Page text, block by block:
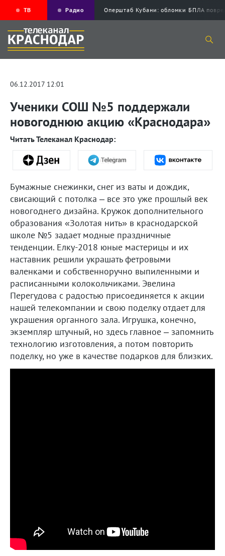
ТВ Радио Оперштаб Кубани: обломки БПЛА
06.12.2017 12:01
Ученики СОШ №5 поддержали
новогоднюю акцию «Краснодара»
Читать Телеканал Краснодар:
Бумажные снежинки, снег из ваты и дождик,
свисающий с потолка – все это уже прошлый век
новогоднего дизайна. Кружок дополнительного
образования «Золотая нить» в краснодарской
школе №5 задает модные праздничные
тенденции. Елку-2018 юные мастерицы и их
наставник решили украшать фетровыми
валенками и собственноручно выпиленными и
расписанными колокольчиками. Эвелина
Перегудова с радостью присоединяется к акции
нашей телекомпании и свою поделку отдает для
украшения органного зала. Игрушка, конечно,
экземпляр штучный, но здесь главное – запомнить
технологию изготовления, а потом повторить
поделку, но уже в качестве подарков для близких.